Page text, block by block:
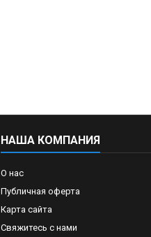
НАША КОМПАНИЯ
О нас
Публичная оферта
Карта сайта
Свяжитесь с нами